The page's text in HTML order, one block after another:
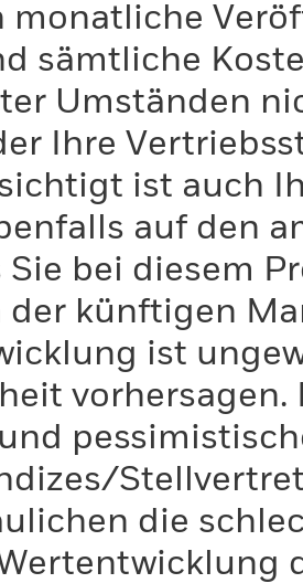
monatliche
sämtliche
Umständen
Ihre
ist auch
auf den
Sie bei diesem
der künftigen
ist
die